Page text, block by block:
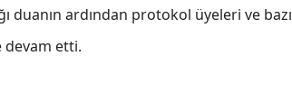
duanın ardından protokol üyeleri ve bazı
devam etti.